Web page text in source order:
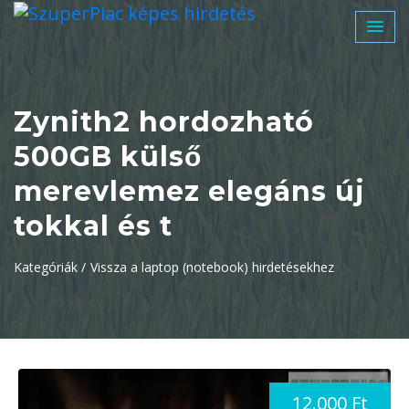
Zynith2 hordozható
500GB külső
merevlemez elegáns új
tokkal és t
Kategóriák / Vissza a laptop (notebook) hirdetésekhez
12.000 Ft